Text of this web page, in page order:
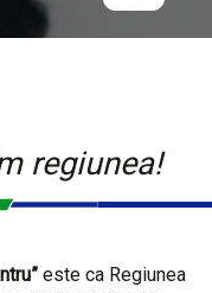
regiunea!
este ca Regiunea